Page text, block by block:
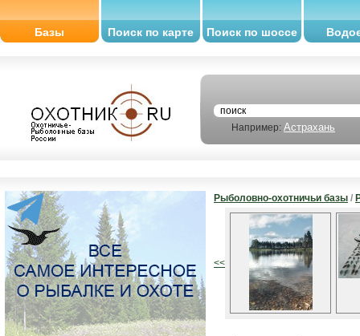
Базы Поиск по карте Поиск по шоссе
Например: Астрахань
Рыболовно-охотничьи базы /
<<